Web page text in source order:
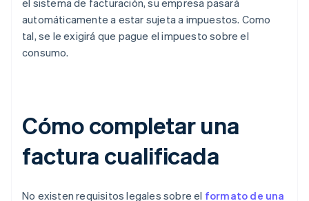
el sistema de facturación, su empresa pasará
automáticamente a estar sujeta a impuestos. Como
tal, se le exigirá que pague el impuesto sobre el
consumo.
Cómo completar una
factura cualificada
No existen requisitos legales sobre el formato de una